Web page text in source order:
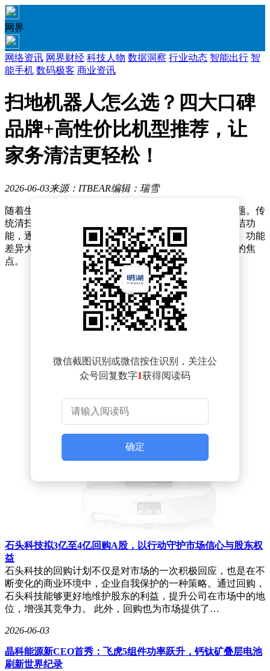
网界
网络资讯 网界财经 科技人物 数据洞察 行业动态 智能出行 智
能手机 数码极客 商业资讯
扫地机器人怎么选？四大口碑
品牌+高性价比机型推荐，让
家务清洁更轻松！
2026-06-03来源：ITBEAR编辑：瑞雪
随着生活节奏加快，家庭清洁成为许多上班族面临的难题。传
统清扫方式既耗时又费力，而扫地机器人凭借自动化清洁功
能，逐渐成为现代家庭的标配。然而，市场上品牌众多、功能
差异大，如何挑选一款真正实用的产品成为消费者关注的焦
点。
在众多品牌中，石头科技以算法优势脱颖而出。其产品通过精
准的路径规划与智能避障技术，能高效完成清洁任务，尤其适
合对科技感有要求的用户。例如，石头P20净立方搭载自动清
设计更减少了日常打理的麻烦。另一款科沃斯T80S PRO则采
用滚筒洗地技术，配合三重智驱升降系统，既能深度清洁顽固
污垢，又能适应不同地面环境，24800Pa的强劲吸力进一步提
微信截图识别或微信按住识别，关注公
众号回复数字1获得阅读码
确定
石头科技拟3亿至4亿回购A股，以行动守护市场信心与股东权
益
石头科技的回购计划不仅是对市场的一次积极回应，也是在不
断变化的商业环境中，企业自我保护的一种策略。通过回购，
石头科技能够更好地维护股东的利益，提升公司在市场中的地
位，增强其竞争力。 此外，回购也为市场提供了…
2026-06-03
晶科能源新CEO首秀：飞虎5组件功率跃升，钙钛矿叠层电池
刷新世界纪录